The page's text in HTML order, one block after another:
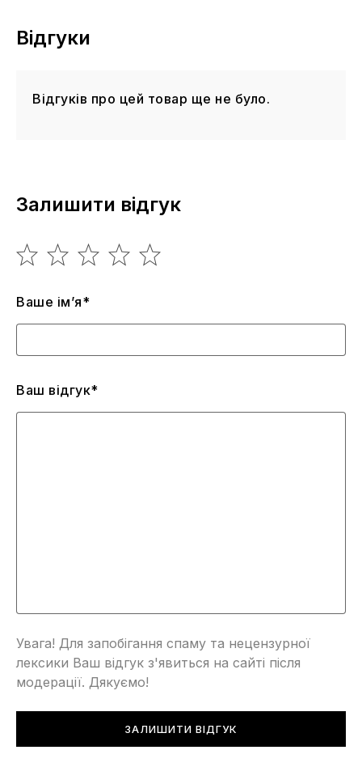
Відгуки
Відгуків про цей товар ще не було.
Залишити відгук
Ваше ім’я*
Ваш відгук*
Увага! Для запобігання спаму та нецензурної
лексики Ваш відгук з'явиться на сайті після
модерації. Дякуємо!
ЗАЛИШИТИ ВІДГУК